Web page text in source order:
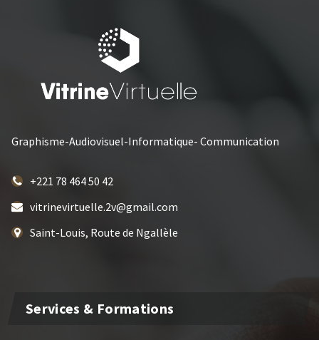
Graphisme-Audiovisuel-Informatique- Communication
+221 78 464 50 42
vitrinevirtuelle.2v@gmail.com
Saint-Louis, Route de Ngallèle
Services & Formations